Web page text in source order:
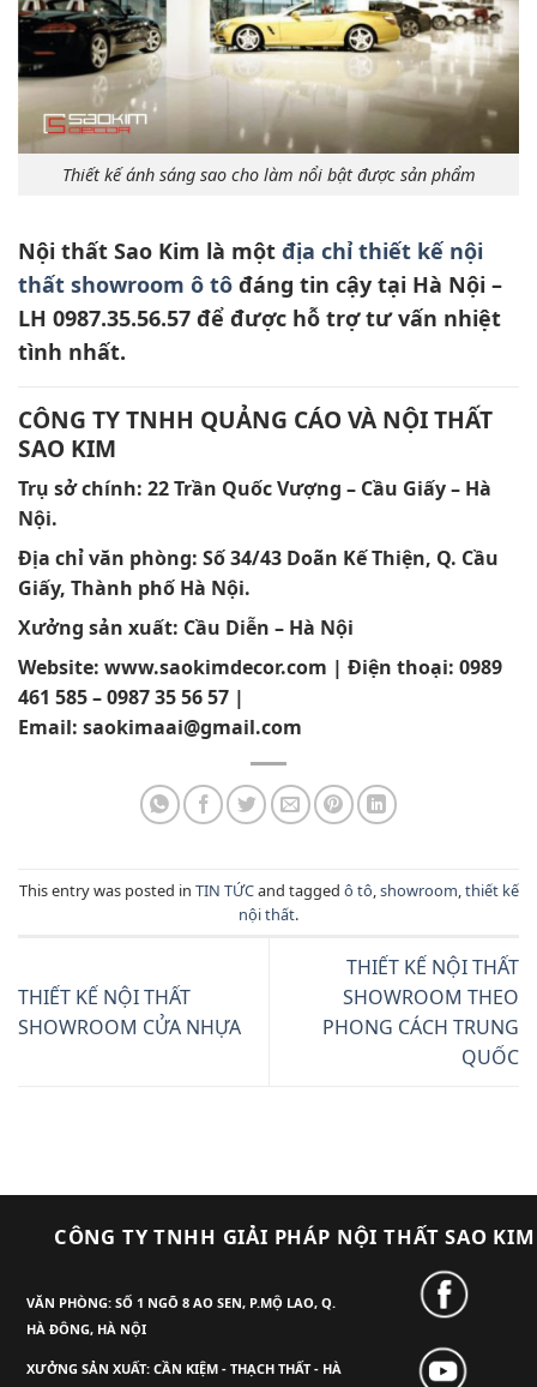
Thiết kế ánh sáng sao cho làm nổi bật được sản phẩm
Nội thất Sao Kim là một địa chỉ thiết kế nội
thất showroom ô tô đáng tin cậy tại Hà Nội –
LH 0987.35.56.57 để được hỗ trợ tư vấn nhiệt
tình nhất.
CÔNG TY TNHH QUẢNG CÁO VÀ NỘI THẤT
SAO KIM
Trụ sở chính: 22 Trần Quốc Vượng – Cầu Giấy – Hà
Nội.
Địa chỉ văn phòng: Số 34/43 Doãn Kế Thiện, Q. Cầu
Giấy, Thành phố Hà Nội.
Xưởng sản xuất: Cầu Diễn – Hà Nội
Website: www.saokimdecor.com | Điện thoại: 0989
461 585 – 0987 35 56 57 |
Email: saokimaai@gmail.com
This entry was posted in TIN TỨCand tagged ô tô,showroom,thiết kế
nội thất.
THIẾT KẾ NỘI THẤT
SHOWROOM CỬA NHỰA
THIẾT KẾ NỘI THẤT
SHOWROOM THEO
PHONG CÁCH TRUNG
QUỐC
CÔNG TY TNHH GIẢI PHÁP NỘI THẤT SAO KIM
VĂN PHÒNG: SỐ 1 NGÕ 8 AO SEN, P.MỘ LAO, Q.
HÀ ĐÔNG, HÀ NỘI
XƯỞNG SẢN XUẤT: CẦN KIỆM - THẠCH THẤT - HÀ